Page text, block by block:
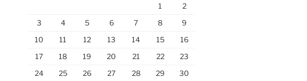
1
2
3
4 5 6 7 8
9
10
11 12 13 14 15
16
17
18 19 20 21 22
23
24
25 26 27 28 29
30